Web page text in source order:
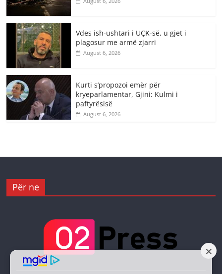
Vdes ish-ushtari i UÇK-së, u gjet i
plagosur me armë zjarri
August 6, 2026
Kurti s’propozoi emër për
kryeparlamentar, Gjini: Kulmi i
paftyrësisë
August 6, 2026
Për ne